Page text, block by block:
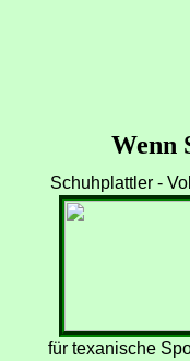
Wenn
Schuhplattler -
für texanische